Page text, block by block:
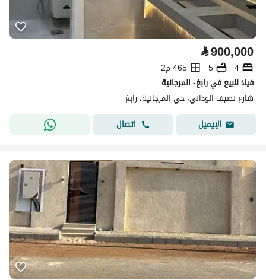
⃁900,000
4
5
465 م2
فيلا للبيع في رابغ- المرجانية
شارع نصيف الوداني، حي المرجانية، رابغ
الإيميل
اتصال